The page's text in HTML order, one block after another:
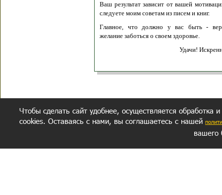
Ваш результат зависит от вашей
следуете моим советам из писем и книг.
Главное, что должно у вас быть -
желание заботься о своем здоровье.
Удачи!
Чтобы сделать сайт удобнее, осуществляется обработка
cookies. Оставаясь с нами, вы соглашаетесь с нашей
вашего